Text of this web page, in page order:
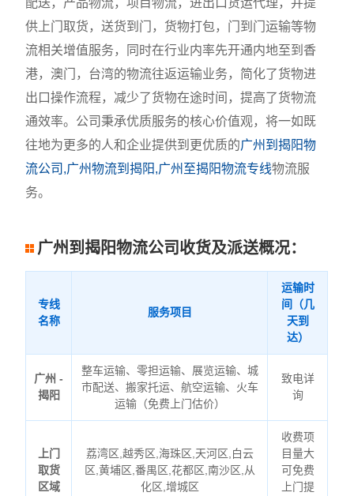
配送，产品物流，项目物流，进出口货运代理，并提
供上门取货，送货到门，货物打包，门到门运输等物
流相关增值服务，同时在行业内率先开通内地至到香
港，澳门，台湾的物流往返运输业务，简化了货物进
出口操作流程，减少了货物在途时间，提高了货物流
通效率。公司秉承优质服务的核心价值观，将一如既
往地为更多的人和企业提供到更优质的广州到揭阳物
流公司,广州物流到揭阳,广州至揭阳物流专线物流服
务。
广州到揭阳物流公司收货及派送概况：
专线
名称
服务项目
运输时
间（几
天到
达）
广州 -
揭阳
整车运输、零担运输、展览运输、城
市配送、搬家托运、航空运输、火车
运输（免费上门估价）
致电详
询
上门
取货
区域
荔湾区,越秀区,海珠区,天河区,白云
区,黄埔区,番禺区,花都区,南沙区,从
化区,增城区
收费项
目量大
可免费
上门提